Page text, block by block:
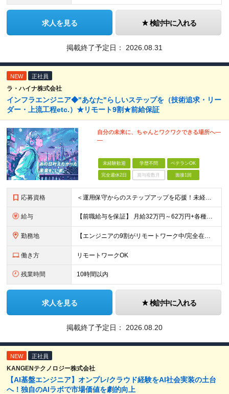
求人を見る 検討中に入れる
掲載終了予定日： 2026.08.31
NEW 正社員
ラ・ハイナ株式会社
インフラエンジニア◆"あなた"らしいステップを（技術追求・リー
ダー・上流工程etc.）★リモート9割★前給保証
自分の未来に、ちゃんとワクワクできる場所へ―
―
未経験歓迎 学歴不問 ベテランOK
完全週休2日 賞与複数月 面接1回
応募資格 ＜運用保守からのステップアップを応援！未経験からの挑戦も大歓迎です♪＞ ■インフラエンジニアとして何らかの実務経験がある方（経験領域不問） ■学歴不問 【こんな方にピッタリの環境です！】 ・運用保守
給与 【前職給与を保証】 月給32万円～62万円+各種手当+決算賞与 ★資格手当や資格取得報奨金、役職手当など待遇、福利厚生が充実！ ★1年で年収60万円以上アップした社員が多数！ ※経験・スキルを考慮
勤務地 【エンジニアの9割がリモートワーク中/完全在宅ワークで働くメンバーも◎】 現在、エンジニアの約9割がリモートワークを実施。 そのうち約3割がフルリモートで勤務しており、地方在住のメンバーも活躍していま
働き方 リモートワークOK
残業時間 10時間以内
求人を見る 検討中に入れる
掲載終了予定日： 2026.08.20
NEW 正社員
KANGENテクノロジー株式会社
【AI基盤エンジニア】オンプレ/クラウド経験をAI社会実装の土台
へ！独自のAIラボで市場価値を劇的向上